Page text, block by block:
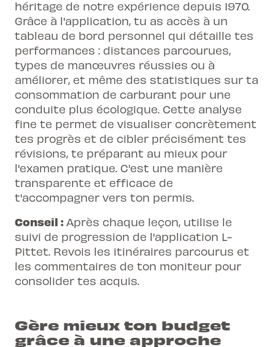
héritage de notre expérience depuis 1970.
Grâce à l'application, tu as accès à un
tableau de bord personnel qui détaille tes
performances : distances parcourues,
types de manœuvres réussies ou à
améliorer, et même des statistiques sur ta
consommation de carburant pour une
conduite plus écologique. Cette analyse
fine te permet de visualiser concrètement
tes progrès et de cibler précisément tes
révisions, te préparant au mieux pour
l'examen pratique. C'est une manière
transparente et efficace de
t'accompagner vers ton permis.
Conseil : Après chaque leçon, utilise le
suivi de progression de l'application L-
Pittet. Revois les itinéraires parcourus et
les commentaires de ton moniteur pour
consolider tes acquis.
Gère mieux ton budget
grâce à une approche